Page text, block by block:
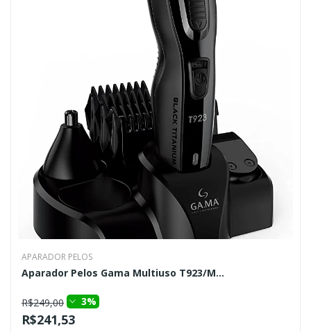
APARADOR PELOS
Aparador Pelos Gama Multiuso T923/M...
R$249,00 3%
R$241,53